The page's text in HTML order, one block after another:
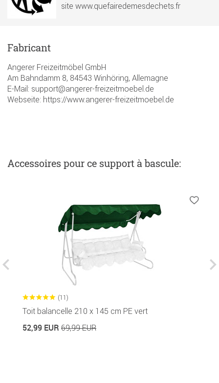
site www.quefairedemesdechets.fr
Fabricant
Angerer Freizeitmöbel GmbH
Am Bahndamm 8, 84543 Winhöring, Allemagne
E-Mail: support@angerer-freizeitmoebel.de
Webseite: https://www.angerer-freizeitmoebel.de
Accessoires pour ce support à bascule:
(11)
Toit balancelle 210 x 145 cm PE vert
52,99 EUR 69,99 EUR